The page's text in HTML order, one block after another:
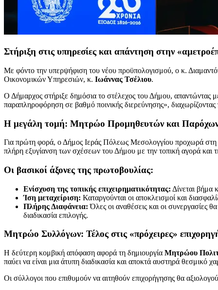
Στήριξη στις υπηρεσίες και απάντηση στην
Με φόντο την υπερψήφιση του νέου προϋπολογισμού, ο κ.
Οικονομικών Υπηρεσιών, κ. Ιωάννας Τσέλιου.
Ο Δήμαρχος στήριξε δημόσια το στέλεχος του Δήμου, απαντώντας
παραπληροφόρηση σε βαθμό ποινικής διερεύνησης»,
Η μεγάλη τομή: Μητρώο Προμηθευτών και
Για πρώτη φορά, ο Δήμος Ιεράς Πόλεως Μεσολογγίου προχωρά
πλήρη εξυγίανση των σχέσεων του Δήμου με την τοπική αγορά και
Οι βασικοί άξονες της πρωτοβουλίας:
Ενίσχυση της τοπικής επιχειρηματικότητας: Δίνεται βήμα
Ίση μεταχείριση: Καταργούνται οι αποκλεισμοί και
Πλήρης Διαφάνεια: Όλες οι αναθέσεις και οι συνεργασίες
διαδικασία επιλογής.
Μητρώο Συλλόγων: Τέλος στις «πρόχειρες»
Η δεύτερη κομβική απόφαση αφορά τη δημιουργία Μητρώου
παύει να είναι μια άτυπη διαδικασία και αποκτά αυστηρά θεσμικό
Οι σύλλογοι που επιθυμούν να αιτηθούν επιχορήγησης θα